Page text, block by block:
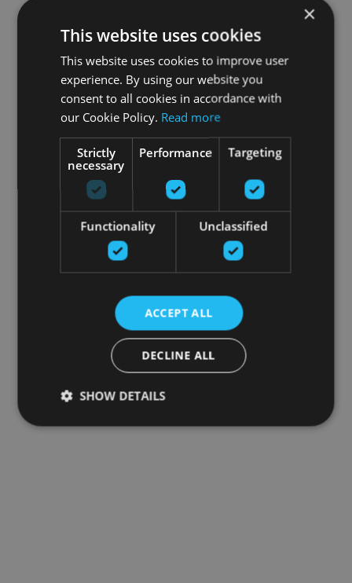
×
This website uses cookies
This website uses cookies to improve user
experience. By using our website you
consent to all cookies in accordance with
our Cookie Policy. Read more
Strictly
necessary
Performance Targeting
Functionality Unclassified
ACCEPT ALL
DECLINE ALL
SHOW DETAILS